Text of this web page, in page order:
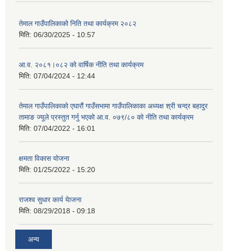
तेमाल गाउँपालिकाको निति तथा कार्यक्रम २०८२
मिति: 06/30/2025 - 10:57
आ.व. २०८१।०८२ को वार्षिक नीति तथा कार्यक्रम
मिति: 07/04/2024 - 12:44
तेमाल गाउँपालिकाको एघारौं गाउँसभामा गाउँपालिकाका अध्यक्ष श्री चन्द्र बहादुर
तामाङ ज्यूले प्रस्तुत गर्नु भएको आ.व. ०७९/८० को नीति तथा कार्यक्रम
मिति: 07/04/2022 - 16:01
क्षमता विकास योजना
मिति: 01/25/2022 - 15:20
राजश्व सुधार कार्य येाजना
मिति: 08/29/2018 - 09:18
अन्य